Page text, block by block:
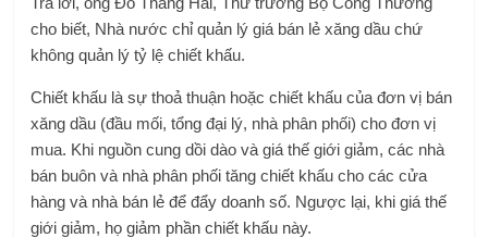
cho biết, Nhà nước chỉ quản lý giá bán lẻ xăng dầu chứ
không quản lý tỷ lệ chiết khấu.
Chiết khấu là sự thoả thuận hoặc chiết khấu của đơn vị bán
xăng dầu (đầu mối, tổng đại lý, nhà phân phối) cho đơn vị
mua. Khi nguồn cung dồi dào và giá thế giới giảm, các nhà
bán buôn và nhà phân phối tăng chiết khấu cho các cửa
hàng và nhà bán lẻ để đẩy doanh số. Ngược lại, khi giá thế
giới giảm, họ giảm phần chiết khấu này.